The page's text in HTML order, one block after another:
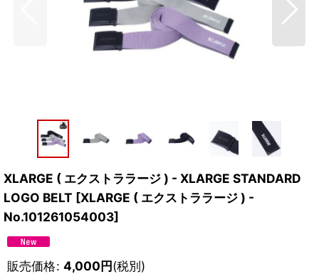
XLARGE ( エクストララージ ) - XLARGE STANDARD
LOGO BELT [XLARGE ( エクストララージ ) -
No.101261054003]
販売価格: 4,000円(税別)